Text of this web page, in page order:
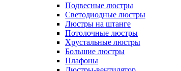
Подвесные люстры
Светодиодные люстры
Люстры на штанге
Потолочные люстры
Хрустальные люстры
Большие люстры
Плафоны